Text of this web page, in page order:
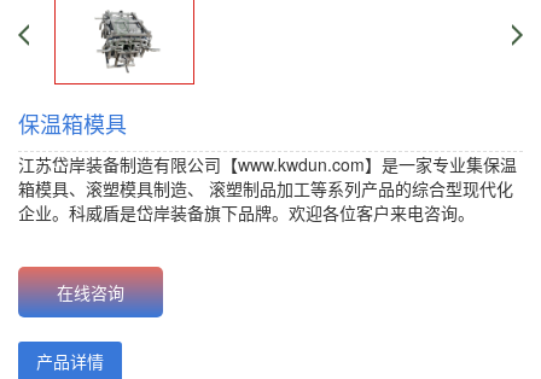
保温箱模具
江苏岱岸装备制造有限公司【www.kwdun.com】是一家专业集保温
箱模具、 滚塑模具制造、 滚塑制品加工等系列产品的综合型现代化
企业。科威盾是岱岸装备旗下品牌。欢迎各位客户来电咨询。
在线咨询
产品详情